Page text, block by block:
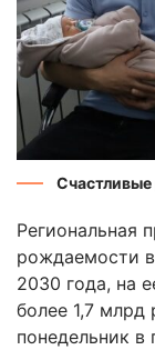
Региональная
рождаемости
2030 года, на
более 1,7
понедельник в